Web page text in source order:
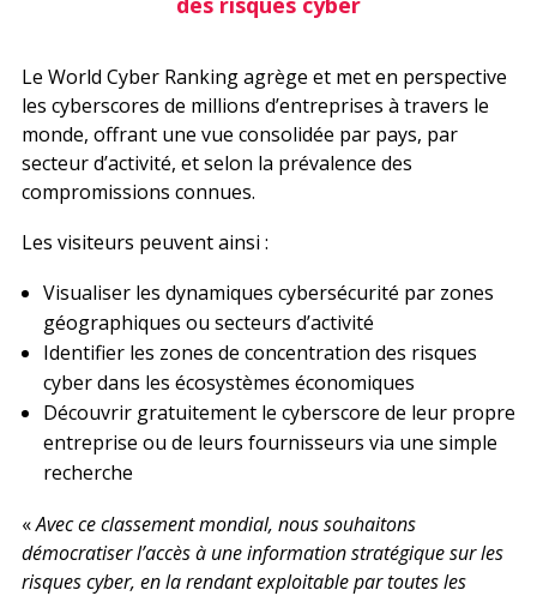
Le World Cyber Ranking agrège et met en perspective
les cyberscores de millions d’entreprises à travers le
monde, offrant une vue consolidée par pays, par
secteur d’activité, et selon la prévalence des
compromissions connues.
Les visiteurs peuvent ainsi :
Visualiser les dynamiques cybersécurité par zones
géographiques ou secteurs d’activité
Identifier les zones de concentration des risques
cyber dans les écosystèmes économiques
Découvrir gratuitement le cyberscore de leur propre
entreprise ou de leurs fournisseurs via une simple
recherche
«Avec ce classement mondial, nous souhaitons
démocratiser l’accès à une information stratégique sur les
risques cyber, en la rendant exploitable par toutes les